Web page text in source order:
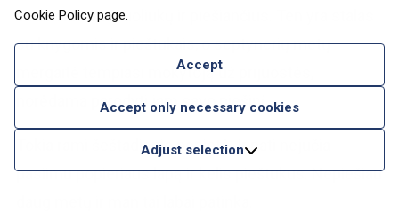
Cookie Policy page.
Accept
Accept only necessary cookies
Adjust selection
sėdinčius ant suoliukų ir piešiančius. Ten yra stalas
su knygomis ir pieštukais, o septynerių metų
mergaitė tempiasi mokytoją už prijuostės,
norėdama parodyti jam savo piešinį.
Tokia rami šeštadienio popietė. Ir pati nejučia
pasiimu popieriaus lapą ir kelis pieštukus. Nepiešiau